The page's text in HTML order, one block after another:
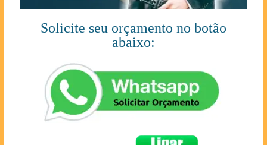
Solicite seu orçamento no botão
abaixo: